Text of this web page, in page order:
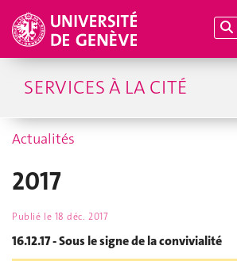
SERVICES À LA CITÉ
Actualités
2017
Publié le 18 déc. 2017
16.12.17 - Sous le signe de la convivialité